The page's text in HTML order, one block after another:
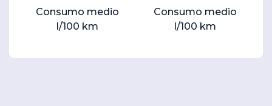
Consumo medio
l/100 km
Consumo medio
l/100 km